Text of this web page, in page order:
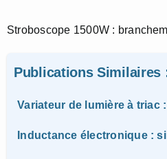
Stroboscope 1500W :
Publications Similaires
Variateur de lumière à triac
Inductance électronique :